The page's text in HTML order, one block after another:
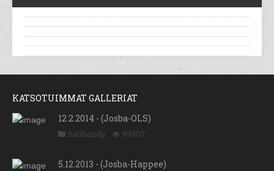
KATSOTUIMMAT GALLERIAT
12.2.2014 - (Josba-OLS)
Salibandy 59507
5.12.2013 - (Josba-Happee)